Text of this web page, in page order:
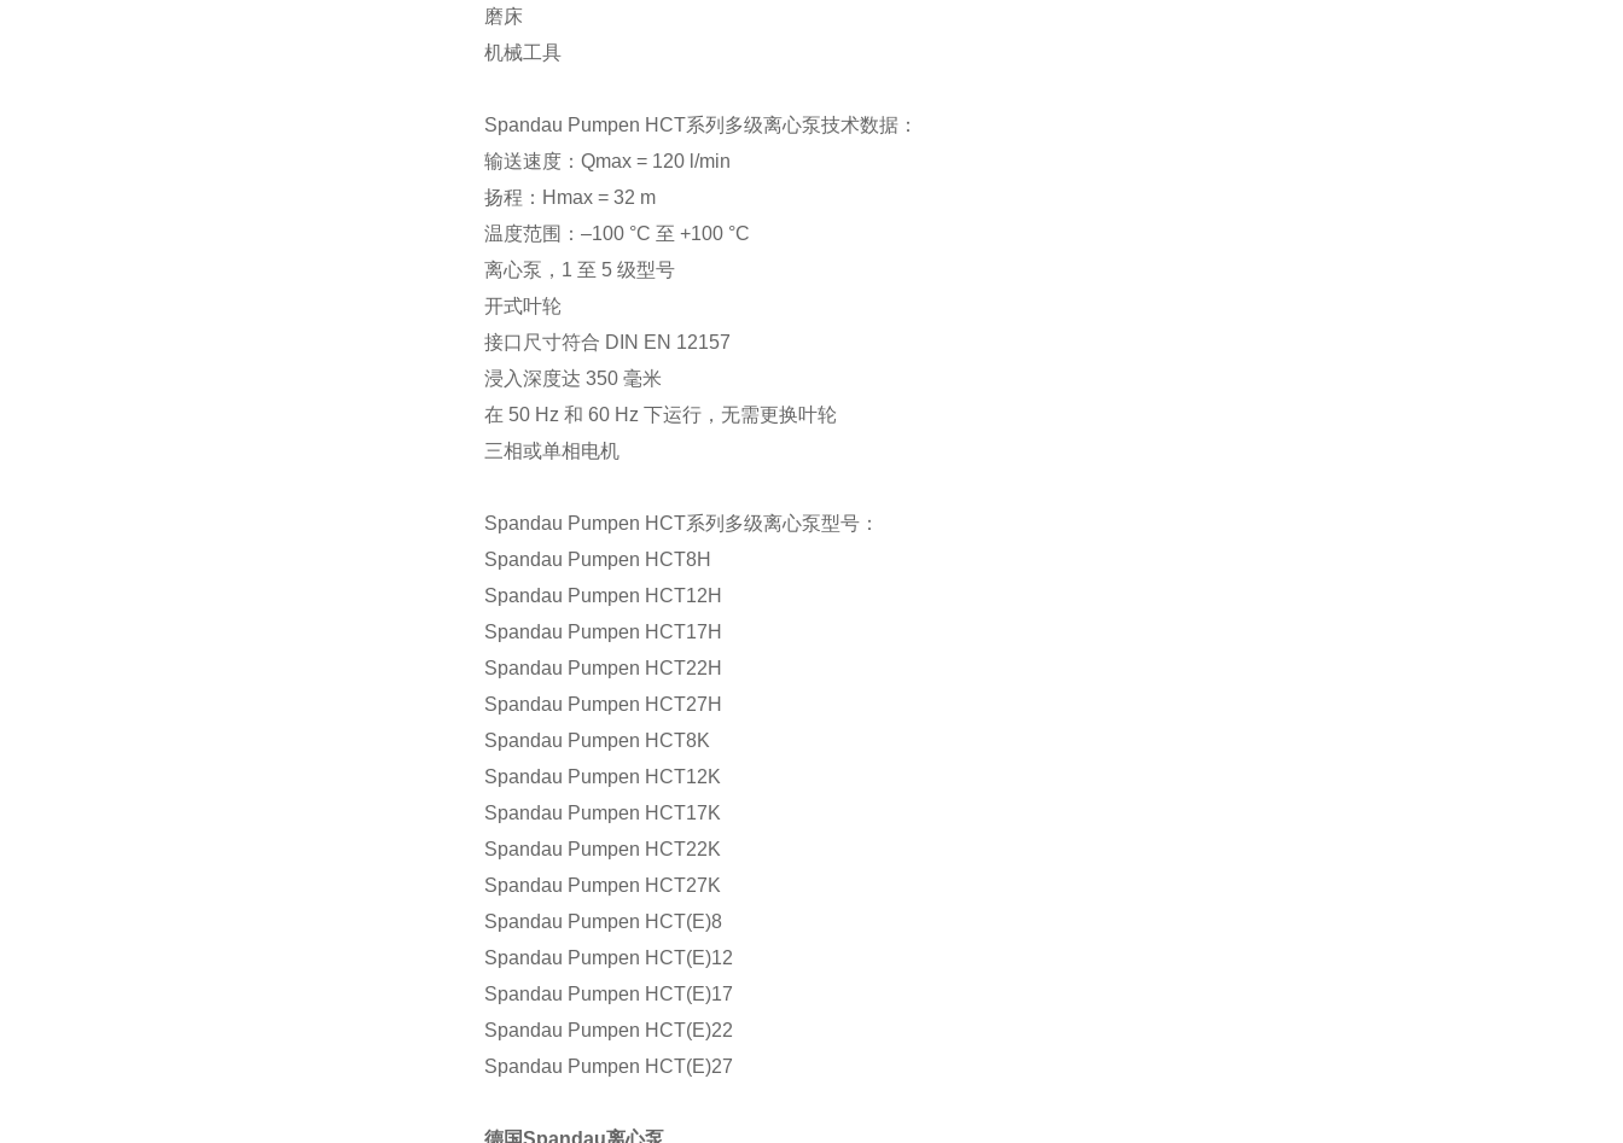
磨床
机械工具
Spandau Pumpen HCT系列多级离心泵技术数据：
输送速度：Qmax = 120 l/min
扬程：Hmax = 32 m
温度范围：–100 °C 至 +100 °C
离心泵，1 至 5 级型号
开式叶轮
接口尺寸符合 DIN EN 12157
浸入深度达 350 毫米
在 50 Hz 和 60 Hz 下运行，无需更换叶轮
三相或单相电机
Spandau Pumpen HCT系列多级离心泵型号：
Spandau Pumpen HCT8H
Spandau Pumpen HCT12H
Spandau Pumpen HCT17H
Spandau Pumpen HCT22H
Spandau Pumpen HCT27H
Spandau Pumpen HCT8K
Spandau Pumpen HCT12K
Spandau Pumpen HCT17K
Spandau Pumpen HCT22K
Spandau Pumpen HCT27K
Spandau Pumpen HCT(E)8
Spandau Pumpen HCT(E)12
Spandau Pumpen HCT(E)17
Spandau Pumpen HCT(E)22
Spandau Pumpen HCT(E)27
德国Spandau离心泵